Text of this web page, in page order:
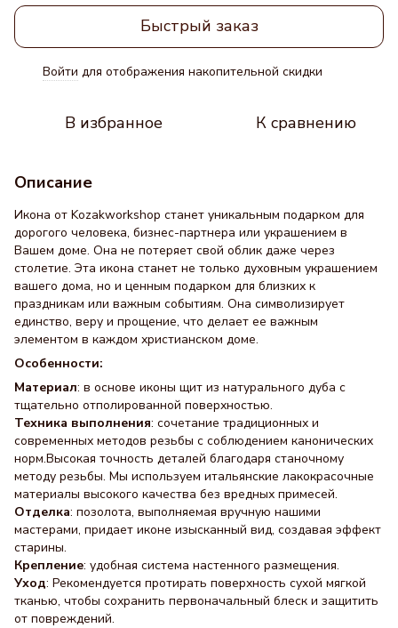
Быстрый заказ
Войти для отображения накопительной скидки
В избранное К сравнению
Описание
Икона от Kozakworkshop станет уникальным подарком для
дорогого человека, бизнес-партнера или украшением в
Вашем доме. Она не потеряет свой облик даже через
столетие. Эта икона станет не только духовным украшением
вашего дома, но и ценным подарком для близких к
праздникам или важным событиям. Она символизирует
единство, веру и прощение, что делает ее важным
элементом в каждом христианском доме.
Особенности:
Материал: в основе иконы щит из натурального дуба с
тщательно отполированной поверхностью.
Техника выполнения: сочетание традиционных и
современных методов резьбы с соблюдением канонических
норм.Высокая точность деталей благодаря станочному
методу резьбы. Мы используем итальянские лакокрасочные
материалы высокого качества без вредных примесей.
Отделка: позолота, выполняемая вручную нашими
мастерами, придает иконе изысканный вид, создавая эффект
старины.
Крепление: удобная система настенного размещения.
Уход: Рекомендуется протирать поверхность сухой мягкой
тканью, чтобы сохранить первоначальный блеск и защитить
от повреждений.